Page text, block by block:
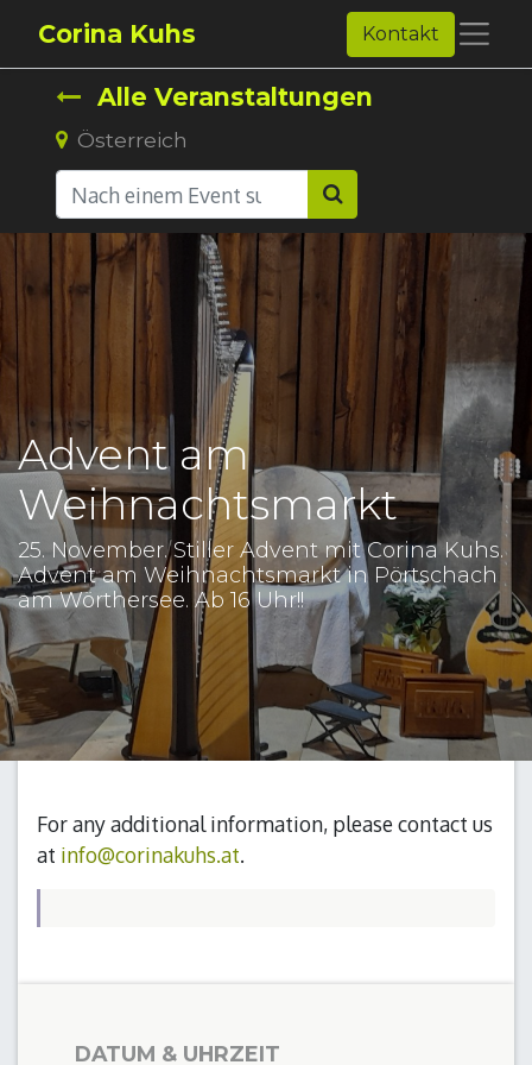
Corina Kuhs Kontakt
Alle Veranstaltungen
Österreich
Advent am
Weihnachtsmarkt
25. November. Stiller Advent mit Corina Kuhs.
Advent am Weihnachtsmarkt in Pörtschach
am Wörthersee. Ab 16 Uhr!!
For any additional information, please contact us
at info@corinakuhs.at.
DATUM & UHRZEIT